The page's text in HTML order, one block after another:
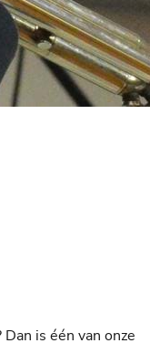
is één van onze